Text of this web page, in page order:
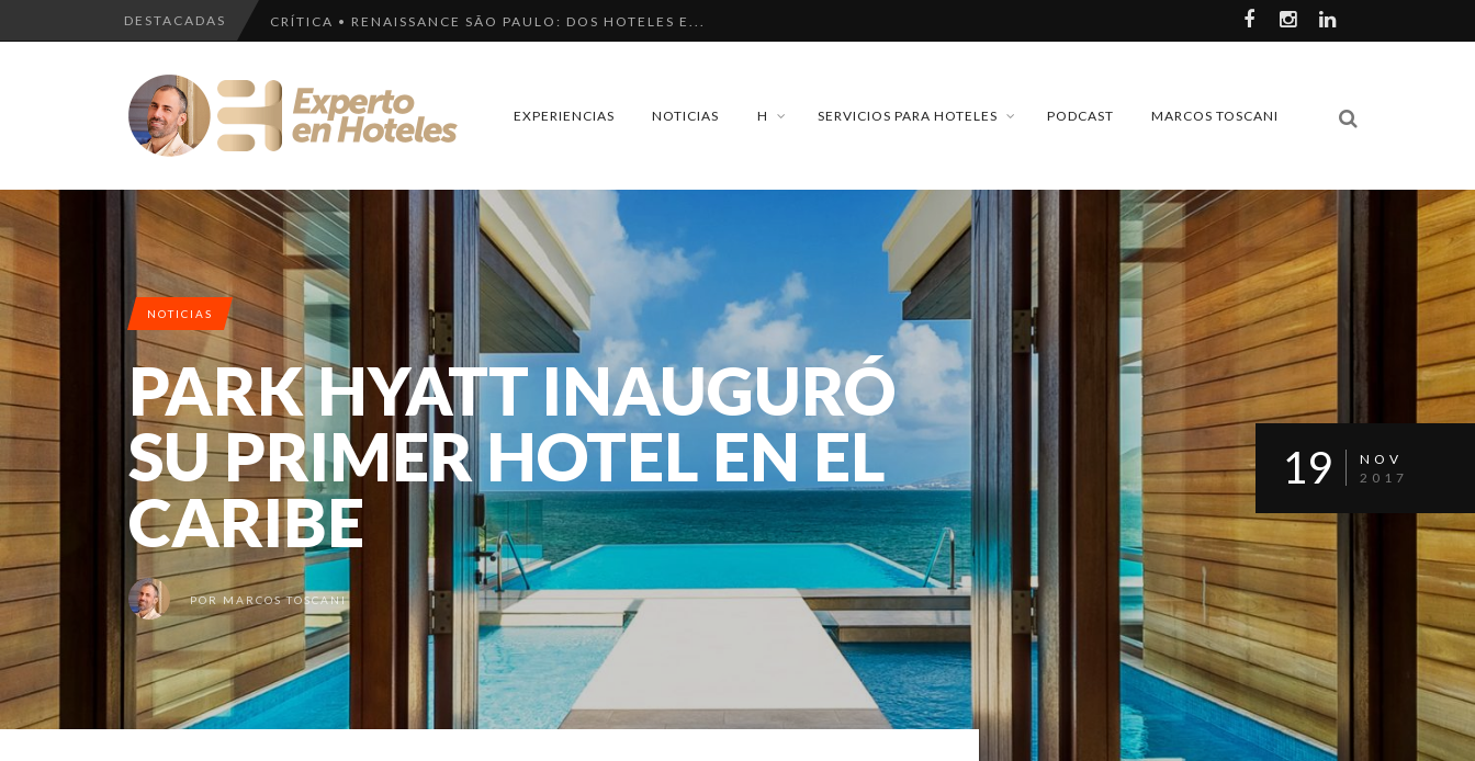
DESTACADAS CRÍTICA • RENAISSANCE SÃO PAULO: DOS HOTELES E...
¿CUÁL ES LA DIFERENCIA HAY ENTRE HOTEL, HOSTEL...
EL HOTEL 7 ESTRELLAS, UN ENGAÑO QUE SE REPITE....
EXPERIENCIAS NOTICIAS H SERVICIOS PARA HOTELES PODCAST MARCOS TOSCANI
NOTICIAS
PARK HYATT INAUGURÓ
SU PRIMER HOTEL EN EL
CARIBE
POR MARCOS TOSCANI
19
NOV
2017